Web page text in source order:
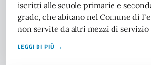
iscritti alle scuole primarie e
grado, che abitano nel Comune di
non servite da altri mezzi di servizio
LEGGI DI PIÙ →